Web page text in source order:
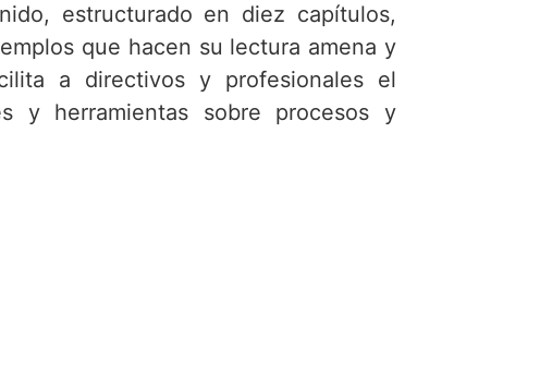
estructurado en diez capítulos,
que hacen su lectura amena y
a directivos y profesionales el
y herramientas sobre procesos y